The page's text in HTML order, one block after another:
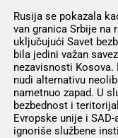
Rusija se pokazala
van granica Srbije na
uključujući Savet
bila jedini važan
nezavisnosti
nudi alternativu
nametnuo zapad. U
bezbednost i
Evropske unije i
ignoriše službene